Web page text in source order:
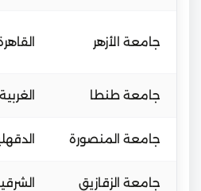
جامعة الأزهر
جامعة طنطا الغربية
جامعة المنصورة
جامعة الزقازيق